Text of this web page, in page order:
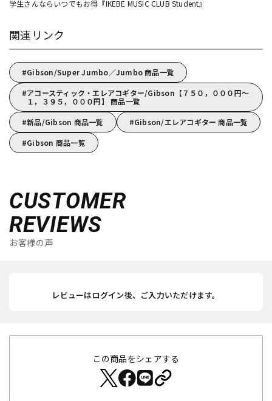
学生さんならいつでもお得『IKEBE MUSIC CLUB Student』
関連リンク
Gibson/Super Jumbo／Jumbo 商品一覧
アコースティック・エレアコギター/Gibson【７５０，０００円～
１，３９５，０００円】 商品一覧
新品/Gibson 商品一覧
Gibson/エレアコギター 商品一覧
Gibson 商品一覧
CUSTOMER
REVIEWS
お客様の声
レビューはログイン後、ご入力いただけます。
この商品をシェアする